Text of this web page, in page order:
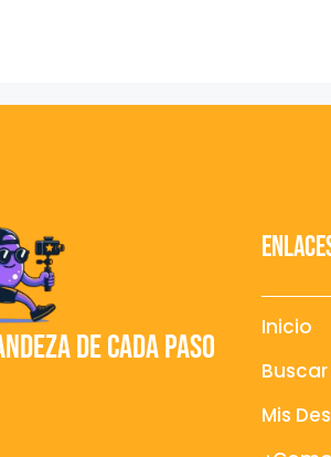
de cada paso
Inicio
Mis